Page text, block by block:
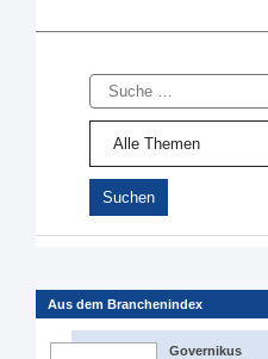
Suche
Aus dem Branchenindex
Governikus